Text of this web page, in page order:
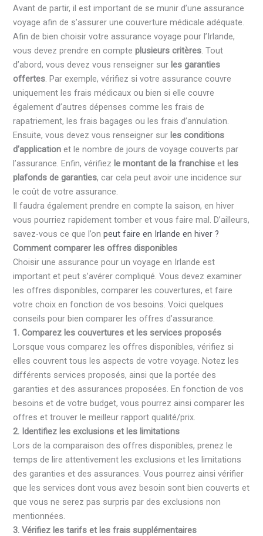
Avant de partir, il est important de se munir d’une assurance
voyage afin de s’assurer une couverture médicale adéquate.
Afin de bien choisir votre assurance voyage pour l’Irlande,
vous devez prendre en compteplusieurs critères. Tout
d’abord, vous devez vous renseigner sur les garanties
offertes. Par exemple, vérifiez si votre assurance couvre
uniquement les frais médicaux ou bien si elle couvre
également d’autres dépenses comme les frais de
rapatriement, les frais bagages ou les frais d’annulation.
Ensuite, vous devez vous renseigner sur les conditions
d’application et le nombre de jours de voyage couverts par
l’assurance. Enfin, vérifiez le montant de la franchise et les
plafonds de garanties, car cela peut avoir une incidence sur
le coût de votre assurance.
Il faudra également prendre en compte la saison, en hiver
vous pourriez rapidement tomber et vous faire mal. D’ailleurs,
savez-vous ce que l’onpeut faire en Irlande en hiver ?
Comment comparer les offres disponibles
Choisir une assurance pour un voyage en Irlande est
important et peut s’avérer compliqué. Vous devez examiner
les offres disponibles, comparer les couvertures, et faire
votre choix en fonction de vos besoins. Voici quelques
conseils pour bien comparer les offres d’assurance.
1. Comparez les couvertures et les services proposés
Lorsque vous comparez les offres disponibles, vérifiez si
elles couvrent tous les aspects de votre voyage. Notez les
différents services proposés, ainsi que la portée des
garanties et des assurances proposées. En fonction de vos
besoins et de votre budget, vous pourrez ainsi comparer les
offres et trouver le meilleur rapport qualité/prix.
2. Identifiez les exclusions et les limitations
Lors de la comparaison des offres disponibles, prenez le
temps de lire attentivement les exclusions et les limitations
des garanties et des assurances. Vous pourrez ainsi vérifier
que les services dont vous avez besoin sont bien couverts et
que vous ne serez pas surpris par des exclusions non
mentionnées.
3. Vérifiez les tarifs et les frais supplémentaires